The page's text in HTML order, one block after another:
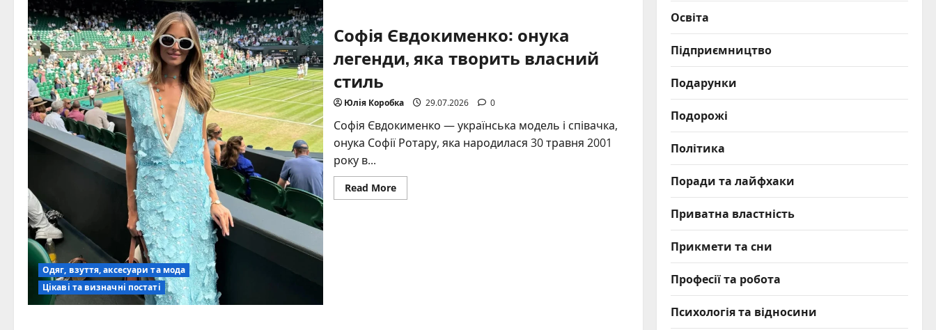
Одяг, взуття, аксесуари та мода
Цікаві та визначні постаті
Софія Євдокименко: онука
легенди, яка творить власний
стиль
Юлія Коробка 29.07.2026 0
Софія Євдокименко — українська модель і співачка,
онука Софії Ротару, яка народилася 30 травня 2001
року в...
Read MoreRead
more
Освіта
Підприємництво
Подарунки
Подорожі
Політика
Поради та лайфхаки
Приватна властність
Прикмети та сни
Професії та робота
Психологія та відносини